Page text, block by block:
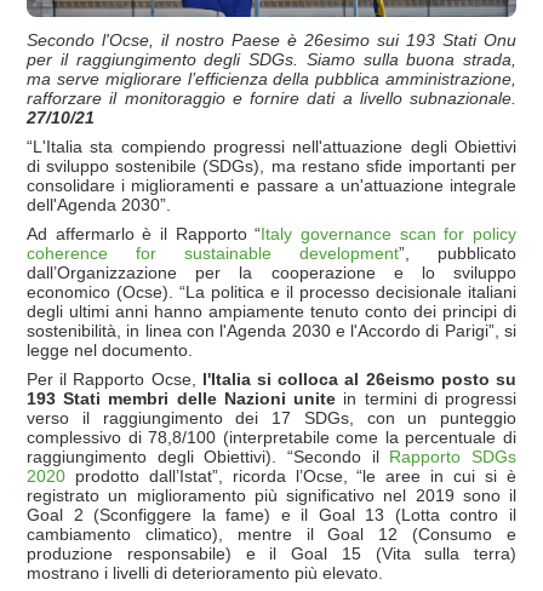
Secondo l'Ocse, il nostro Paese è 26esimo sui 193 Stati Onu
per il raggiungimento degli SDGs. Siamo sulla buona strada,
ma serve migliorare l’efficienza della pubblica amministrazione,
rafforzare il monitoraggio e fornire dati a livello subnazionale.
27/10/21
“L'Italia sta compiendo progressi nell'attuazione degli Obiettivi
di sviluppo sostenibile (SDGs), ma restano sfide importanti per
consolidare i miglioramenti e passare a un'attuazione integrale
dell'Agenda 2030”.
Ad affermarlo è il Rapporto “Italy governance scan for policy
coherence for sustainable development”, pubblicato
dall’Organizzazione per la cooperazione e lo sviluppo
economico (Ocse). “La politica e il processo decisionale italiani
degli ultimi anni hanno ampiamente tenuto conto dei principi di
sostenibilità, in linea con l'Agenda 2030 e l'Accordo di Parigi”, si
legge nel documento.
Per il Rapporto Ocse, l'Italia si colloca al 26eismo posto su
193 Stati membri delle Nazioni unite in termini di progressi
verso il raggiungimento dei 17 SDGs, con un punteggio
complessivo di 78,8/100 (interpretabile come la percentuale di
raggiungimento degli Obiettivi). “Secondo il Rapporto SDGs
2020 prodotto dall’Istat”, ricorda l’Ocse, “le aree in cui si è
registrato un miglioramento più significativo nel 2019 sono il
Goal 2 (Sconfiggere la fame) e il Goal 13 (Lotta contro il
cambiamento climatico), mentre il Goal 12 (Consumo e
produzione responsabile) e il Goal 15 (Vita sulla terra)
mostrano i livelli di deterioramento più elevato.